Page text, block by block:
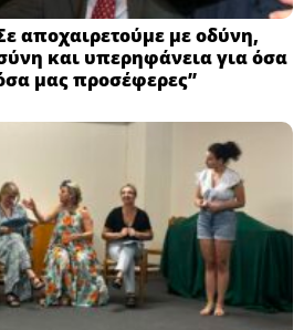
αποχαιρετούμε με οδύνη,
και υπερηφάνεια για όσα
μας προσέφερες”